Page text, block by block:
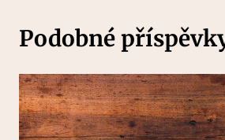
Podobné